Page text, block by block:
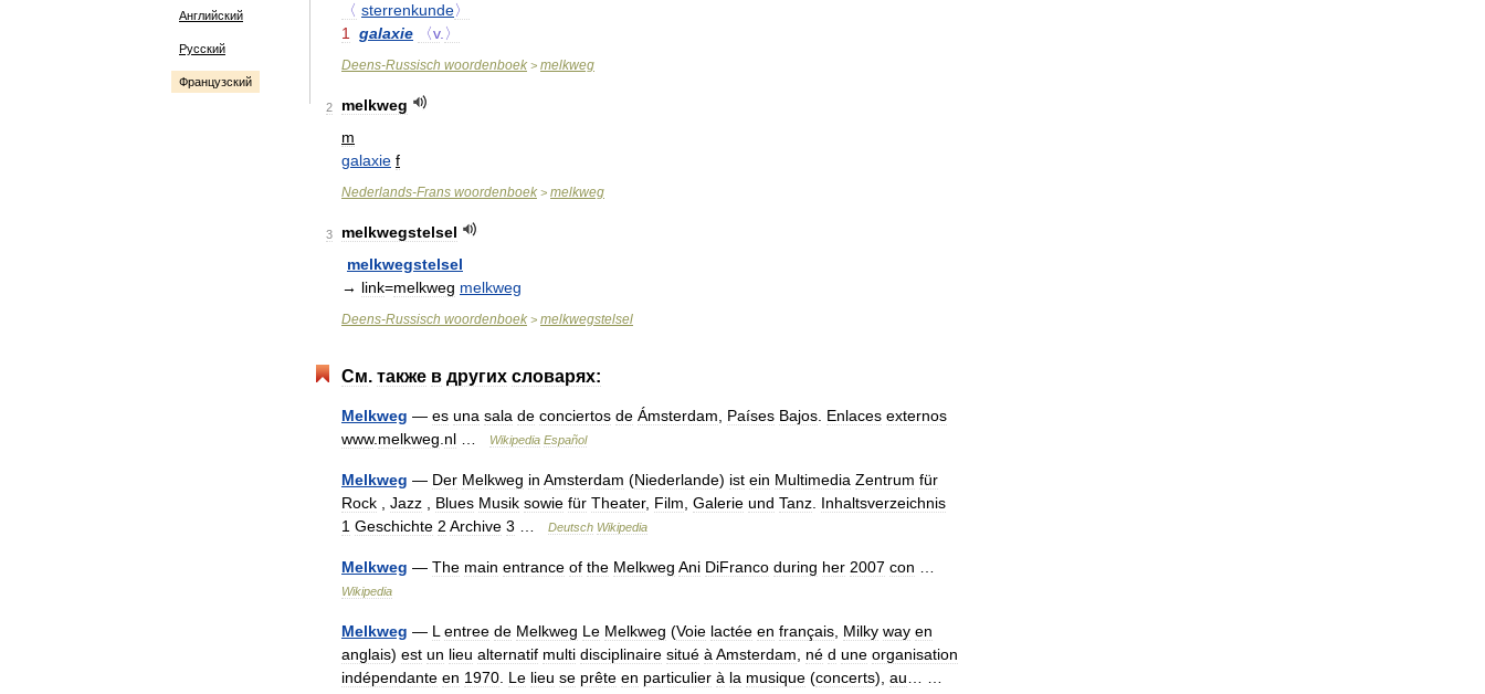
Английский
Русский
Французский
〈 sterrenkunde〉
1
galaxie 〈v. 〉
Deens-Russisch woordenboek > melkweg
2
melkweg
m
galaxie f
Nederlands-Frans woordenboek > melkweg
3
melkwegstelsel
melkwegstelsel
→ link=melkweg melkweg
Deens-Russisch woordenboek > melkwegstelsel
См. также в других словарях:
Melkweg — es una sala de conciertos de Ámsterdam Países Bajos Enlaces externos
www. melkweg nl Wikipedia Español
Melkweg — Der Melkweg in Amsterdam (Niederlande) ist ein Multimedia Zentrum für
Rock
Jazz Blues Musik sowie für Theater, Film Galerie und Tanz Inhaltsverzeichnis
1 Geschichte 2 Archive 3 Deutsch Wikipedia
Melkweg — The main entrance of the Melkweg Ani DiFranco during her 2007 con
Wikipedia
Melkweg — L entree de Melkweg Le Melkweg (Voie lactée en français Milky way en
anglais) est un lieu alternatif multi disciplinaire situé à Amsterdam né d une organisation
indépendante en 1970 Le lieu se prête en particulier à la musique (concerts), au